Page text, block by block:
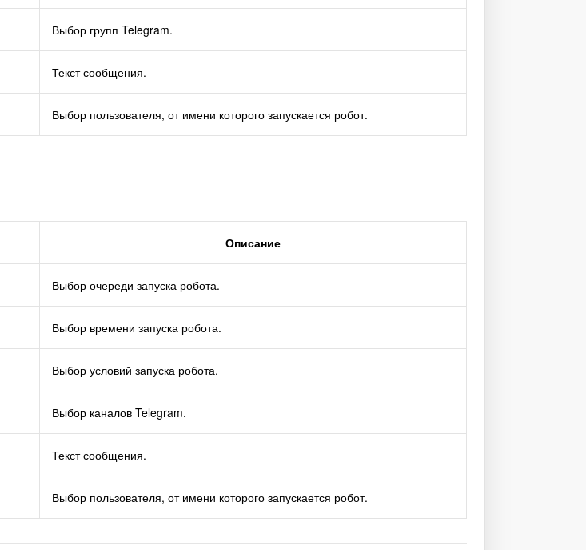
Выбор групп Telegram.
Текст сообщения.
Выбор пользователя, от имени которого запускается робот.
Описание
Выбор очереди запуска робота.
Выбор времени запуска робота.
Выбор условий запуска робота.
Выбор каналов Telegram.
Текст сообщения.
Выбор пользователя, от имени которого запускается робот.